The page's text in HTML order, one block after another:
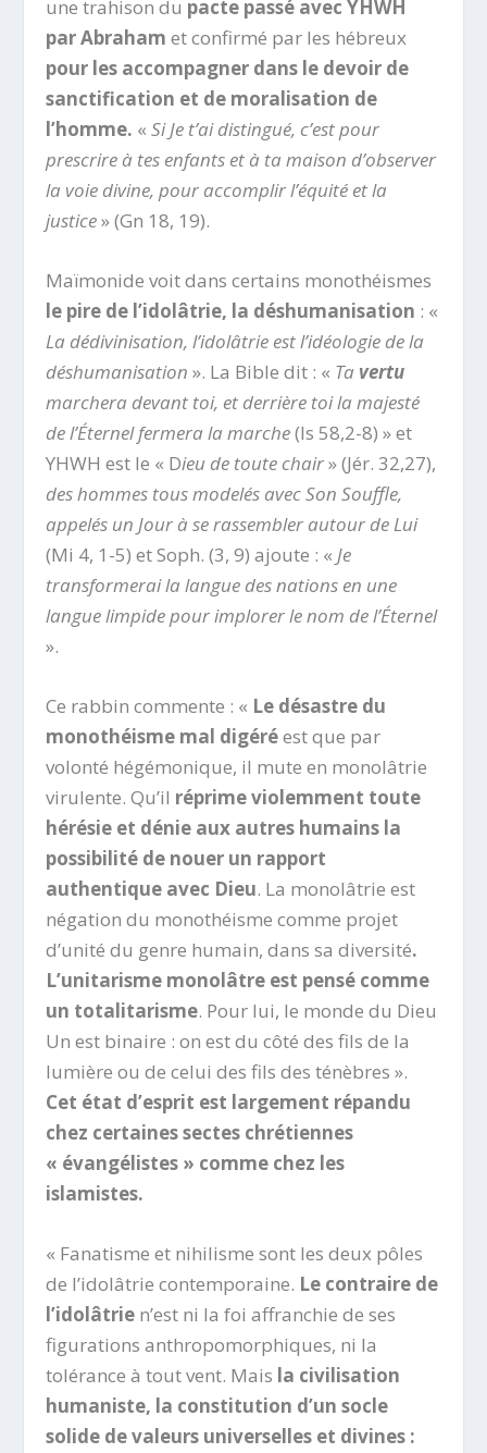
une trahison du pacte passé avec YHWH
par Abraham et confirmé par les hébreux
pour les accompagner dans le devoir de
sanctification et de moralisation de
l’homme. «Si Je t’ai distingué, c’est pour
prescrire à tes enfants et à ta maison d’observer
la voie divine, pour accomplir l’équité et la
justice» (Gn 18, 19).
Maïmonide voit dans certains monothéismes
le pire de l’idolâtrie, la déshumanisation : «
La dédivinisation, l’idolâtrie est l’idéologie de la
déshumanisation ». La Bible dit : « Ta vertu
marchera devant toi, et derrière toi la majesté
de l’Éternel fermera la marche(Is 58,2-8) » et
YHWH est le « Dieu de toute chair» (Jér. 32,27),
des hommes tous modelés avec Son Souffle,
appelés un Jour à se rassembler autour de Lui
(Mi 4, 1-5) et Soph. (3, 9) ajoute : « Je
transformerai la langue des nations en une
langue limpide pour implorer le nom de l’Éternel
».
Ce rabbin commente : « Le désastre du
monothéisme mal digéréest que par
volonté hégémonique, il mute en monolâtrie
virulente. Qu’il réprime violemment toute
hérésie et dénie aux autres humains la
possibilité de nouer un rapport
authentique avec Dieu. La monolâtrie est
négation du monothéisme comme projet
d’unité du genre humain, dans sa diversité.
L’unitarisme monolâtre est pensé comme
un totalitarisme. Pour lui, le monde du Dieu
Un est binaire : on est du côté des fils de la
lumière ou de celui des fils des ténèbres ».
Cet état d’esprit est largement répandu
chez certaines sectes chrétiennes
« évangélistes » comme chez les
islamistes.
« Fanatisme et nihilisme sont les deux pôles
de l’idolâtrie contemporaine. Le contraire de
l’idolâtrie n’est ni la foi affranchie de ses
figurations anthropomorphiques, ni la
tolérance à tout vent. Mais la civilisation
humaniste, la constitution d’un socle
solide de valeurs universelles et divines :